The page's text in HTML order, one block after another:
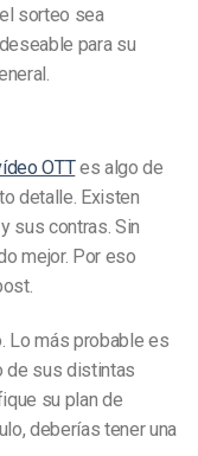
sorteo sea
para su
OTTes algo de
detalle. Existen
sus contras. Sin
mejor. Por eso
Lo más probable es
de sus distintas
su plan de
deberías tener una